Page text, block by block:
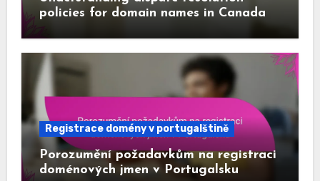
policies for domain names in Canada
Registrace domény v portugalštině
Porozumění požadavkům na registraci
doménových jmen v Portugalsku